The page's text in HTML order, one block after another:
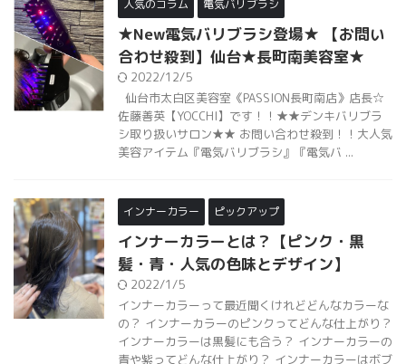
仙台市太白区美容室《PASSION長町南店》店長☆
佐藤善英【YOCCHI】です！！★★デンキバリブラ
シ取り扱いサロン★★ お問い合わせ殺到！！大人気
美容アイテム『電気バリブラシ』『電気バ ...
インナーカラー ピックアップ
インナーカラーとは？【ピンク・黒
2022/1/5
インナーカラーって最近聞くけれどどんなカラーな
の？ インナーカラーのピンクってどんな仕上がり？
インナーカラーは黒髪にも合う？ インナーカラーの
青や紫ってどんな仕上がり？ インナーカラーはボブ
スタイル ...
2.髪質改善 ピックアップ